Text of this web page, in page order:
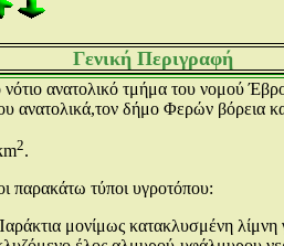
Γενική Περιγραφή
ανατολικό τμήμα του νομού
ανατολικά,τον δήμο Φερών βόρεια
2.
παρακάτω τύποι υγροτόπου:
μονίμως κατακλυσμένη